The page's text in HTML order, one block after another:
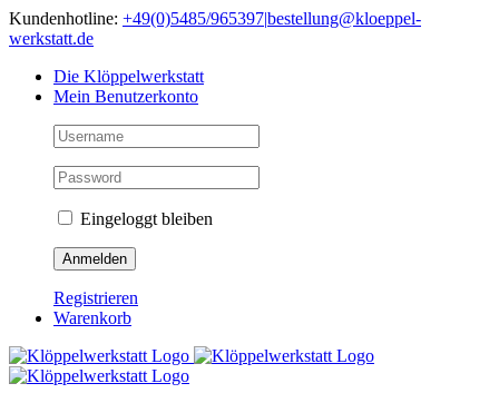
Skip
to
Kundenhotline: +49(0)5485/965397|bestellung@kloeppel-
werkstatt.de
Die Klöppelwerkstatt
Mein Benutzerkonto
Eingeloggt bleiben
Registrieren
Warenkorb